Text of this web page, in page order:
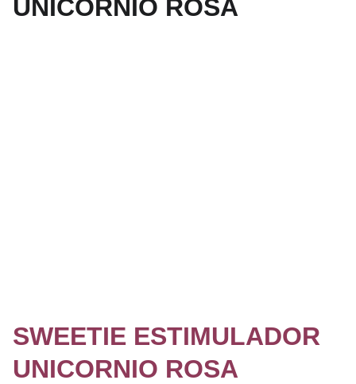
SWEETIE ESTIMULADOR
UNICORNIO ROSA